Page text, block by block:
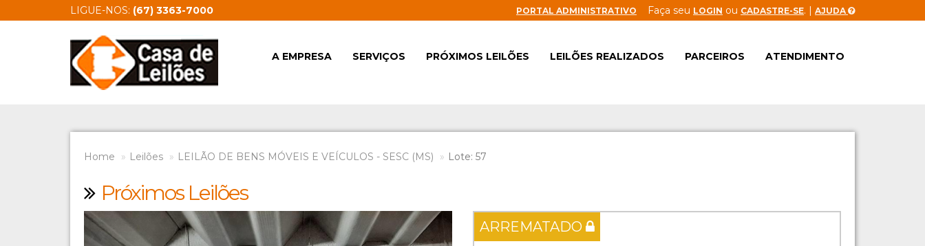
LIGUE-NOS: (67) 3363-7000 PORTAL ADMINISTRATIVO Faça seu LOGIN ou CADASTRE-SE. | AJUDA
A EMPRESA SERVIÇOS PRÓXIMOS LEILÕES LEILÕES REALIZADOS PARCEIROS ATENDIMENTO
Home Leilões LEILÃO DE BENS MÓVEIS E VEÍCULOS - SESC (MS) Lote: 57
Próximos Leilões
Previous Next ARREMATADO